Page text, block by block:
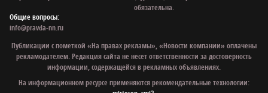
Общие вопросы:
info@pravda-nn.ru
обязательна.
Публикации с пометкой «На правах рекламы», «Новости компании» оплачены
рекламодателем. Редакция сайта не несет ответственности за достоверность
информации, содержащейся в рекламных объявлениях.
На информационном ресурсе применяются рекомендательные технологии: